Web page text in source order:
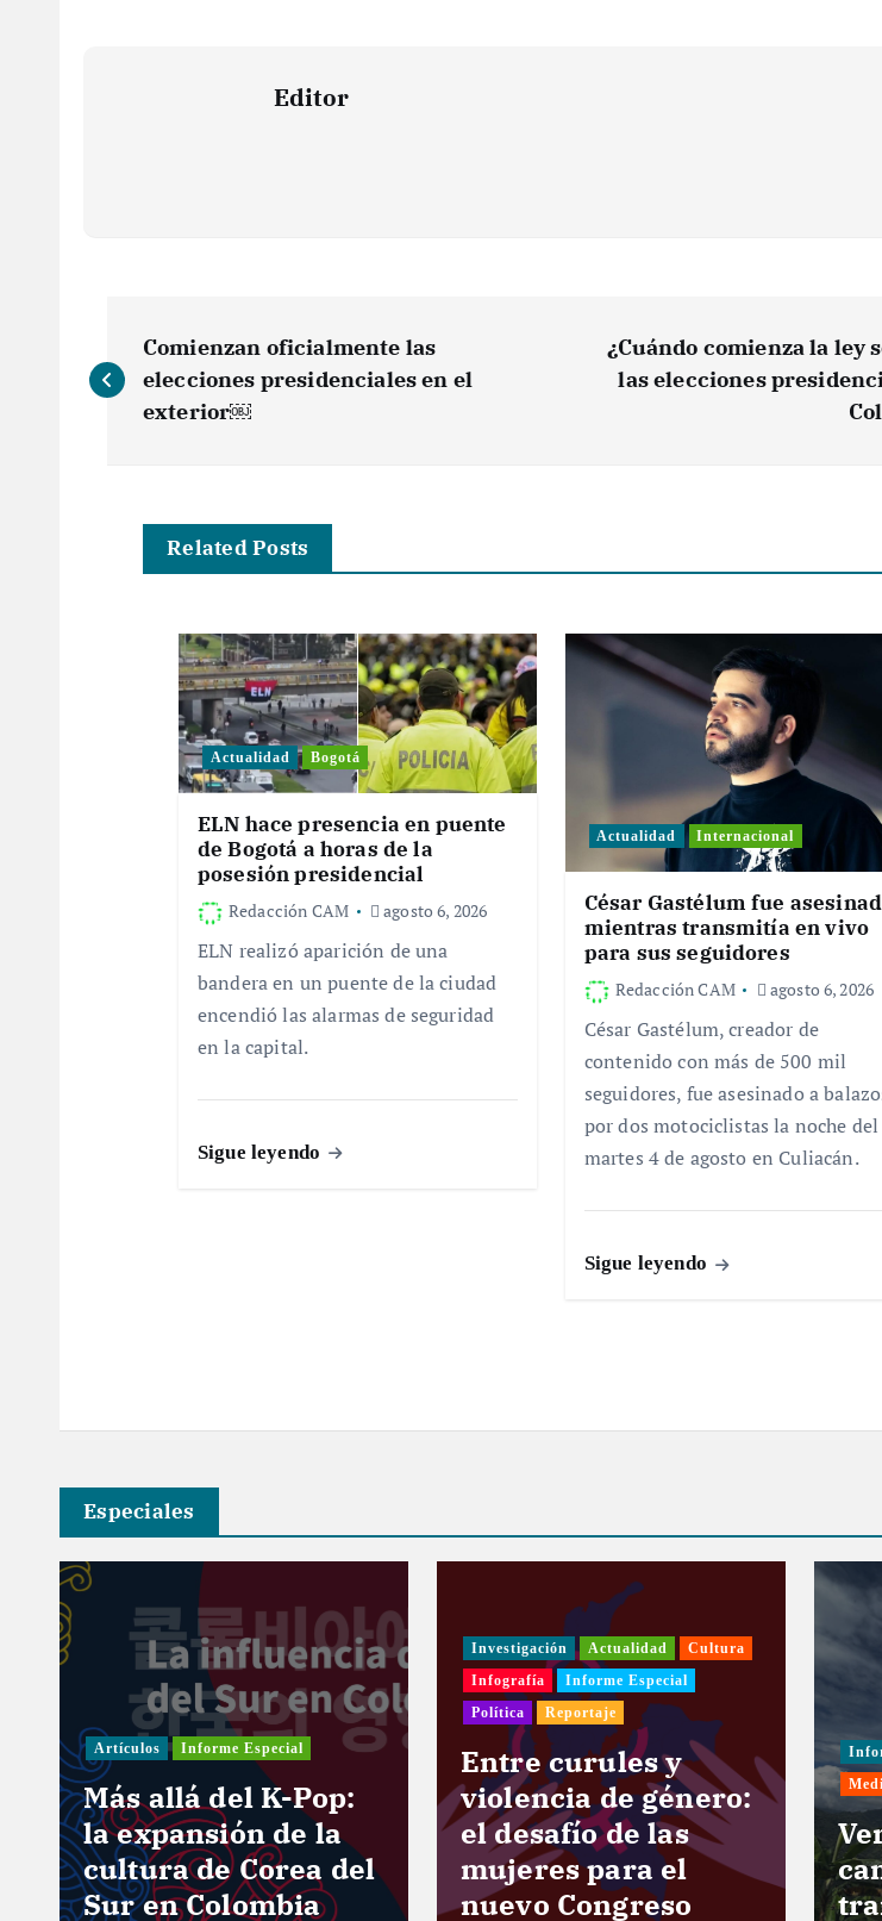
Editor
a
a
s
Comienzan oficialmente las
elecciones presidenciales en el
exterior￼
¿Cuándo comienza la ley
las elecciones
Related Posts
Actualidad Bogotá
ELN hace presencia en puente
de Bogotá a horas de la
posesión presidencial
Redacción CAM agosto 6, 2026
ELN realizó aparición de una
bandera en un puente de la ciudad
encendió las alarmas de seguridad
en la capital.
Sigue leyendo
Actualidad Internacional
César Gastélum fue
mientras transmitía en vivo
para sus seguidores
Redacción CAM agosto 6, 2026
César Gastélum, creador de
contenido con más de 500 mil
seguidores, fue asesinado a
por dos motociclistas la noche del
martes 4 de agosto en Culiacán.
Sigue leyendo
Especiales
Artículos Informe Especial
Más allá del K-Pop:
la expansión de la
cultura de Corea del
Sur en Colombia
Investigación Actualidad
Cultura
Infografía
Informe Especial
Política
Reportaje
Entre curules y
violencia de género:
el desafío de las
mujeres para el
nuevo Congreso